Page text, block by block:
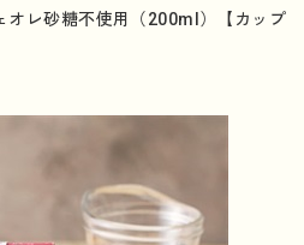
オレ砂糖不使用（200ml）【カップ